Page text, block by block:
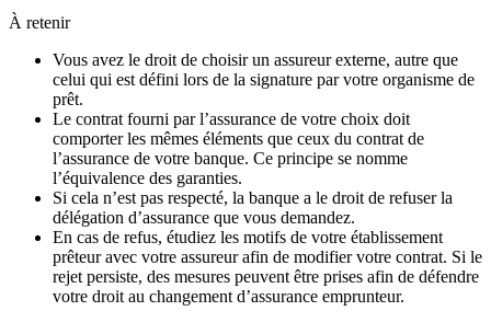
À retenir
Vous avez le droit de choisir un assureur externe, autre que
celui qui est défini lors de la signature par votre organisme de
prêt.
Le contrat fourni par l’assurance de votre choix doit
comporter les mêmes éléments que ceux du contrat de
l’assurance de votre banque. Ce principe se nomme
l’équivalence des garanties.
Si cela n’est pas respecté, la banque a le droit de refuser la
délégation d’assurance que vous demandez.
En cas de refus, étudiez les motifs de votre établissement
prêteur avec votre assureur afin de modifier votre contrat. Si le
rejet persiste, des mesures peuvent être prises afin de défendre
votre droit au changement d’assurance emprunteur.